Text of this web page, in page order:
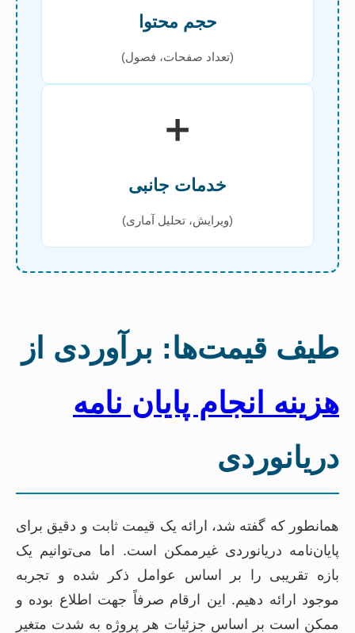
حجم محتوا
(تعداد صفحات، فصول)
➕
خدمات جانبی
(ویرایش، تحلیل آماری)
طیف قیمت‌ها: برآوردی از
هزینه انجام پایان نامه
دریانوردی
همانطور که گفته شد، ارائه یک قیمت ثابت و دقیق برای
پایان‌نامه دریانوردی غیرممکن است. اما می‌توانیم یک
بازه تقریبی را بر اساس عوامل ذکر شده و تجربه
موجود ارائه دهیم. این ارقام صرفاً جهت اطلاع بوده و
ممکن است بر اساس جزئیات هر پروژه به شدت متغیر